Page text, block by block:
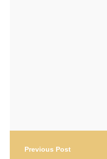
Previous Post